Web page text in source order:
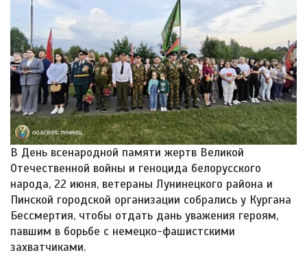
В День всенародной памяти жертв Великой
Отечественной войны и геноцида белорусского
народа, 22 июня, ветераны Лунинецкого района и
Пинской городской организации собрались у Кургана
Бессмертия, чтобы отдать дань уважения героям,
павшим в борьбе с немецко-фашистскими
захватчиками.